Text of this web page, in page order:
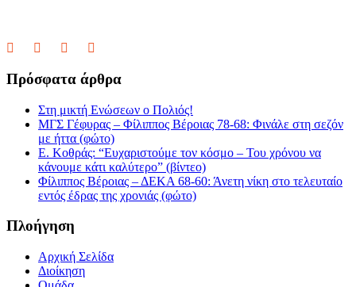
Πρόσφατα άρθρα
Στη μικτή Ενώσεων ο Πολιός!
ΜΓΣ Γέφυρας – Φίλιππος Βέροιας 78-68: Φινάλε στη σεζόν
με ήττα (φώτο)
Ε. Κοθράς: “Ευχαριστούμε τον κόσμο – Του χρόνου να
κάνουμε κάτι καλύτερο” (βίντεο)
Φίλιππος Βέροιας – ΔΕΚΑ 68-60: Άνετη νίκη στο τελευταίο
εντός έδρας της χρονιάς (φώτο)
Πλοήγηση
Αρχική Σελίδα
Διοίκηση